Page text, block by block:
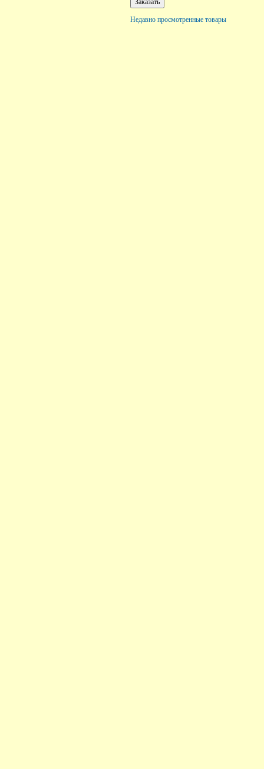
Недавно просмотренные товары